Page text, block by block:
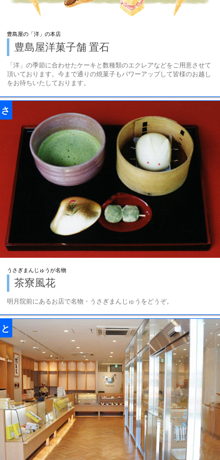
豊島屋の「洋」の本店
豊島屋洋菓子舗 置石
「洋」の季節に合わせたケーキと数種類のエクレアなどをご用意させて
頂いております。今まで通りの焼菓子もパワーアップして皆様のお越し
をお待ちいたしております。
さ
うさぎまんじゅうが名物
茶寮風花
明月院前にあるお店で名物・うさぎまんじゅうをどうぞ。
と